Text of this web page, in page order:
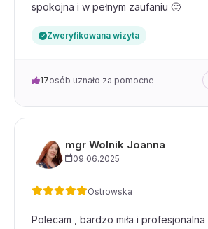
spokojna i w pełnym zaufaniu 🙂
Zweryfikowana wizyta
17osób uznało za pomocne
mgr Wolnik Joanna
09.06.2025
Ostrowska
Polecam , bardzo miła i